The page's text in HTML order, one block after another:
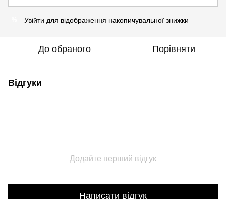
Увійти для відображення накопичувальної знижки
До обраного Порівняти
Відгуки
Додайте перший відгук
Написати відгук